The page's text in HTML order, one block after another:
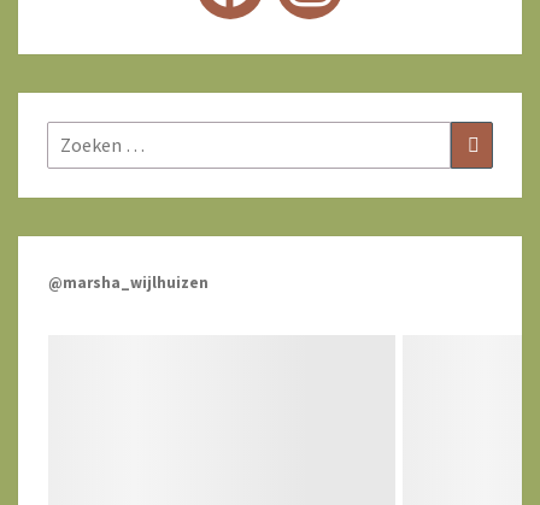
Zoeken
naar:
Zoeken
@marsha_wijlhuizen